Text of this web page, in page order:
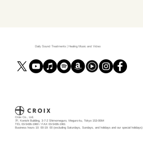
Daily Sound Treatments | Healing Music and Video
Croix Co., Ltd.
7F, Konishi Building, 3-7-2 Shimomeguro, Meguro-ku, Tokyo 153-0064
TEL 03-5436-1960 / FAX 03-5436-1961
Business hours 10: 00-19: 00 (excluding Saturdays, Sundays, and holidays and our special holidays)